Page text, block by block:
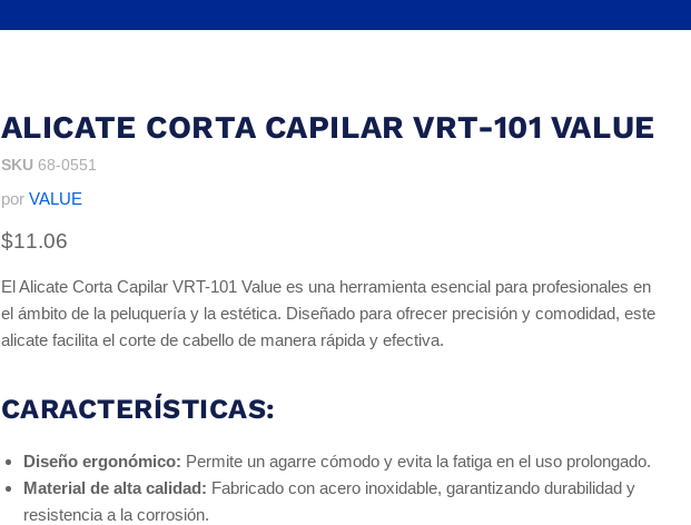
ALICATE CORTA CAPILAR VRT-101 VALUE
SKU 68-0551
por VALUE
Precio actual
$11.06
El Alicate Corta Capilar VRT-101 Value es una herramienta esencial para profesionales en
el ámbito de la peluquería y la estética. Diseñado para ofrecer precisión y comodidad, este
alicate facilita el corte de cabello de manera rápida y efectiva.
CARACTERÍSTICAS:
Diseño ergonómico: Permite un agarre cómodo y evita la fatiga en el uso prolongado.
Material de alta calidad: Fabricado con acero inoxidable, garantizando durabilidad y
resistencia a la corrosión.